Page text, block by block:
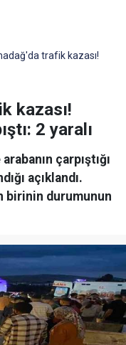
trafik kazası!
kazası!
2 yaralı
çarpıştığı
açıklandı.
birinin durumunun